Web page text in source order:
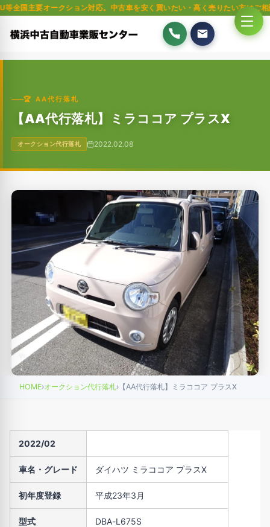
ション対応。中古車を安く買いたい・高く売りたい方はご相談ください
🏆 AA代行落札
【AA代行落札】ミラココア プラスX
オークション代行落札 2022.02.08
HOME›オークション代行落札› 【AA代行落札】ミラココア プラスX
2022/02
車名・グレード ダイハツ ミラココア プラスX
初年度登録 平成23年3月
型式 DBA-L675S